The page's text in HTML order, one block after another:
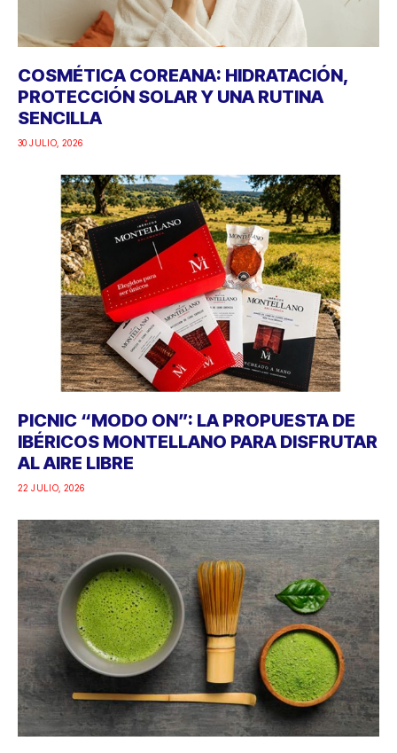
COSMÉTICA COREANA: HIDRATACIÓN,
PROTECCIÓN SOLAR Y UNA RUTINA
SENCILLA
30 JULIO, 2026
PICNIC “MODO ON”: LA PROPUESTA DE
IBÉRICOS MONTELLANO PARA DISFRUTAR
AL AIRE LIBRE
22 JULIO, 2026